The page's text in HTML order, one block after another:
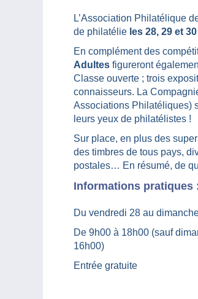
L’Association Philatélique
de philatélie les 28, 29 et
En complément des
Adultes figureront
Classe ouverte ; trois
connaisseurs. La
Associations Philatéliques)
leurs yeux de philatélistes !
Sur place, en plus des
des timbres de tous pays,
postales… En résumé, de
Informations pratiques
Du vendredi 28 au
De 9h00 à 18h00 (sauf
16h00)
Entrée gratuite